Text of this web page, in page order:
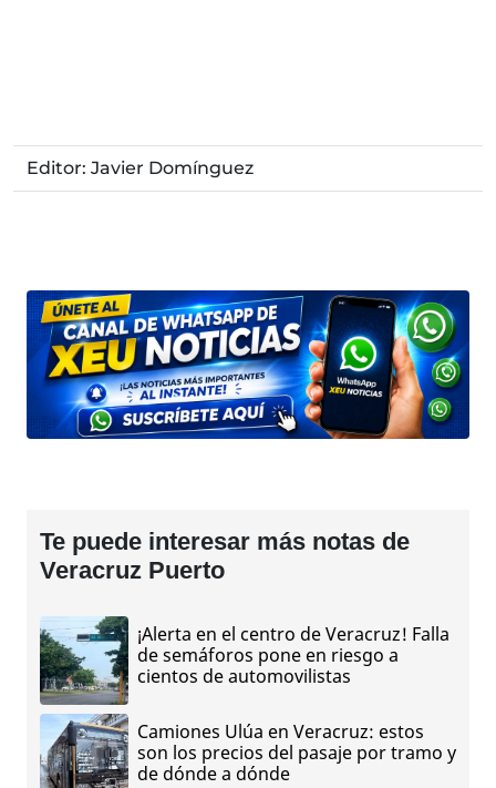
Editor: Javier Domínguez
Te puede interesar más notas de
Veracruz Puerto
¡Alerta en el centro de Veracruz! Falla
de semáforos pone en riesgo a
cientos de automovilistas
Camiones Ulúa en Veracruz: estos
son los precios del pasaje por tramo y
de dónde a dónde